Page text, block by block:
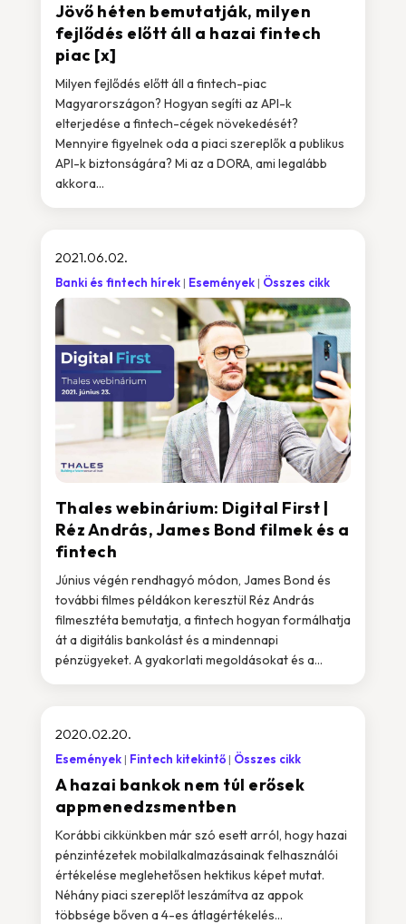
Jövő héten bemutatják, milyen
fejlődés előtt áll a hazai fintech
piac [x]
Milyen fejlődés előtt áll a fintech-piac
Magyarországon? Hogyan segíti az API-k
elterjedése a fintech-cégek növekedését?
Mennyire figyelnek oda a piaci szereplők a publikus
API-k biztonságára? Mi az a DORA, ami legalább
akkora...
Thales webinárium: Digital First |
Réz András, James Bond filmek és a
fintech
2021.06.02.
Banki és fintech hírek Események Összes cikk
Június végén rendhagyó módon, James Bond és
további filmes példákon keresztül Réz András
filmesztéta bemutatja, a fintech hogyan formálhatja
át a digitális bankolást és a mindennapi
pénzügyeket. A gyakorlati megoldásokat és a...
A hazai bankok nem túl erősek
appmenedzsmentben
2020.02.20.
Események Fintech kitekintő Összes cikk
Korábbi cikkünkben már szó esett arról, hogy hazai
pénzintézetek mobilalkalmazásainak felhasználói
értékelése meglehetősen hektikus képet mutat.
Néhány piaci szereplőt leszámítva az appok
többsége bőven a 4-es átlagértékelés...